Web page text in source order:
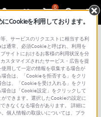
0
わせ オプションボード&モジュール（カメラ）
Cookieを利用しております。
、サービスのリクエストに相当する利
通常、必須Cookieと呼ばれ、利用を
サイトにおけるお客様の利用状況を分
スタマイズされたサービス・広告を提
用して一定の情報を収集する場合が
合は、「Cookieを拒否する」をクリ
は、「Cookieを受け入れる」をクリ
合は「Cookie設定」をクリックして
できます。選択したCookieの設定に
きなくなる場合があります。 詳細に
個人情報の取扱いについては、プラ